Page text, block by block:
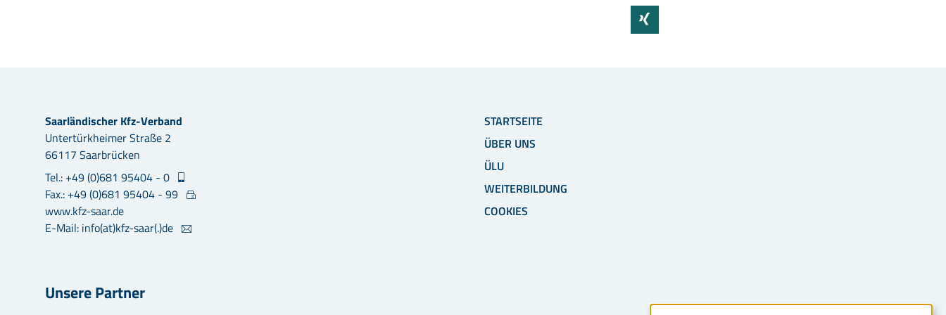
Saarländischer Kfz-Verband
Untertürkheimer Straße 2
66117 Saarbrücken
Tel.: +49 (0)681 95404 - 0
Fax.: +49 (0)681 95404 - 99
www.kfz-saar.de
E-Mail: info(at)kfz-saar(.)de
STARTSEITE
ÜBER UNS
ÜLU
WEITERBILDUNG
COOKIES
Unsere Partner